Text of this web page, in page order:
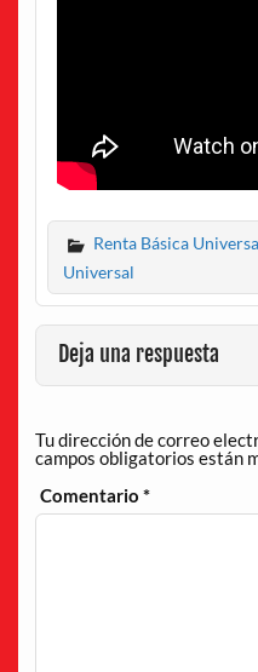
Renta Básica
Universal
Deja una respuesta
Tu dirección de correo
campos obligatorios están
Comentario*